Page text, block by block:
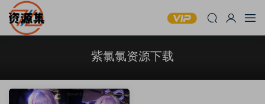
紫氯氯资源下载